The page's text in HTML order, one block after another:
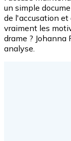
un simple
de l'accusation et
vraiment les
drame ? Johanna
analyse.